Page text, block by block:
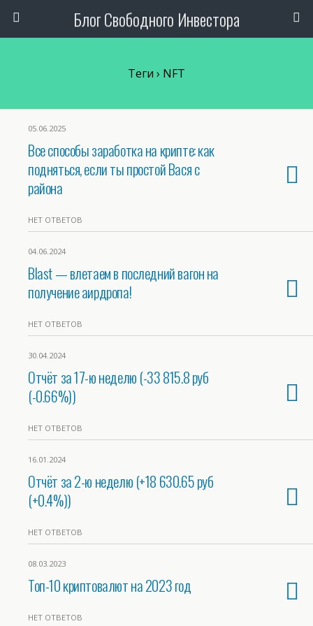
Блог Свободного Инвестора
Теги › NFT
05.06.2025
Все способы заработка на крипте: как
подняться, если ты простой Вася с
района
НЕТ ОТВЕТОВ
04.06.2024
Blast — влетаем в последний вагон на
получение аирдропа!
НЕТ ОТВЕТОВ
30.04.2024
Отчёт за 17-ю неделю (-33 815.8 руб
(-0.66%))
НЕТ ОТВЕТОВ
16.01.2024
Отчёт за 2-ю неделю (+18 630.65 руб
(+0.4%))
НЕТ ОТВЕТОВ
08.03.2023
Топ-10 криптовалют на 2023 год
НЕТ ОТВЕТОВ